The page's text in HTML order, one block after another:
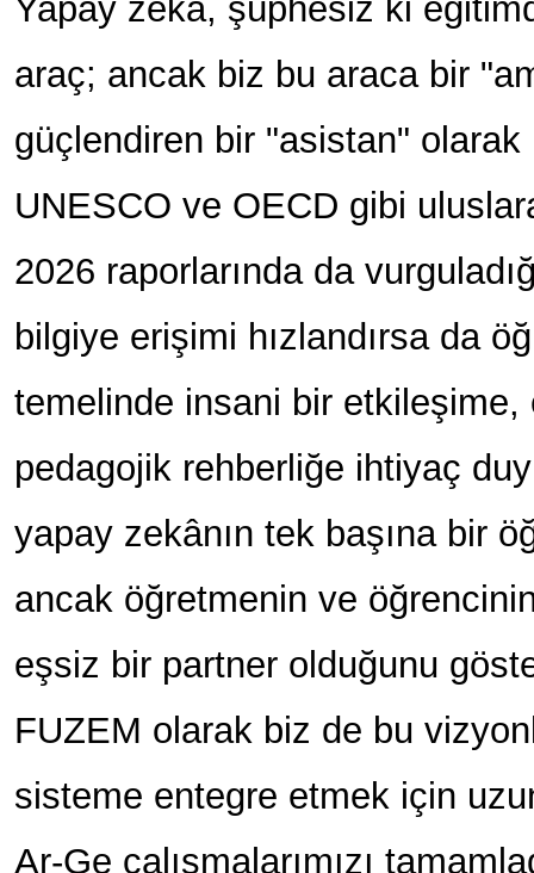
Yapay zekâ, şüphesiz ki
araç; ancak biz bu araca bir
güçlendiren bir "asistan" olarak
UNESCO ve OECD gibi
2026 raporlarında da
bilgiye erişimi hızlandırsa da
temelinde insani bir
pedagojik rehberliğe ihtiyaç
yapay zekânın tek başına bir
ancak öğretmenin ve
eşsiz bir partner olduğunu
FUZEM olarak biz de bu
sisteme entegre etmek için
Ar-Ge çalışmalarımızı